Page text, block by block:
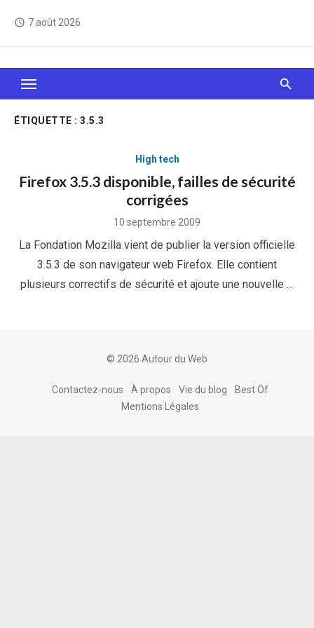
access_time 7 août 2026
Le Web, c'est comme une boîte de chocolats… On
sait jamais sur quoi on va tomber !
ÉTIQUETTE : 3.5.3
High tech
Firefox 3.5.3 disponible, failles de sécurité
corrigées
Posted
10 septembre 2009
La Fondation Mozilla vient de publier la version officielle
3.5.3 de son navigateur web Firefox. Elle contient
plusieurs correctifs de sécurité et ajoute une nouvelle …
© 2026 Autour du Web
Contactez-nous À propos Vie du blog
Best Of
Mentions Légales